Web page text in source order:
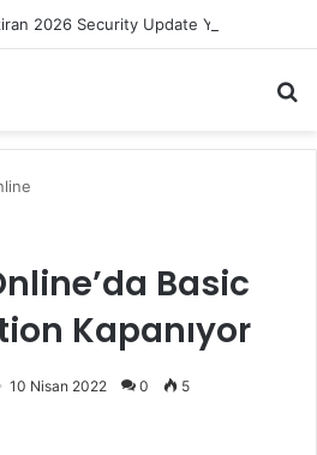
Basic
Kapanıyor
10 Nisan 2022 0 5